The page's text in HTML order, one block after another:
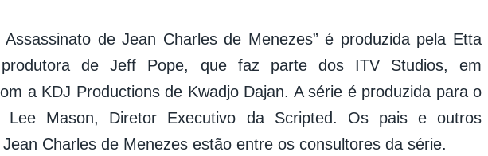
Assassinato de Jean Charles de Menezes” é produzida pela Etta
de Jeff Pope, que faz parte dos ITV Studios, em
a KDJ Productions de Kwadjo Dajan. A série é produzida para o
Lee Mason, Diretor Executivo da Scripted. Os pais e outros
Charles de Menezes estão entre os consultores da série.